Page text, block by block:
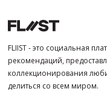
FLIIST - это социальная
рекомендаций,
коллекционирования
делиться со всем миром.